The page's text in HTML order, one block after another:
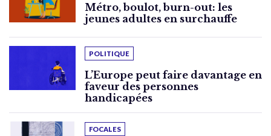
Métro, boulot, burn-out: les
jeunes adultes en surchauffe
POLITIQUE
L’Europe peut faire davantage en
faveur des personnes
handicapées
FOCALES